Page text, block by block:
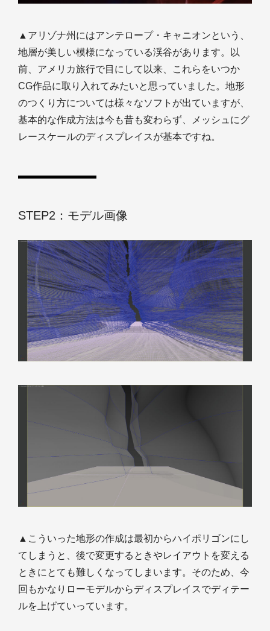
▲アリゾナ州にはアンテロープ・キャニオンという、
地層が美しい模様になっている渓谷があります。以
前、アメリカ旅行で目にして以来、これらをいつか
CG作品に取り入れてみたいと思っていました。地形
のつくり方については様々なソフトが出ていますが、
基本的な作成方法は今も昔も変わらず、メッシュにグ
レースケールのディスプレイスが基本ですね。
STEP2：モデル画像
▲こういった地形の作成は最初からハイポリゴンにし
てしまうと、後で変更するときやレイアウトを変える
ときにとても難しくなってしまいます。そのため、今
回もかなりローモデルからディスプレイスでディテー
ルを上げていっています。